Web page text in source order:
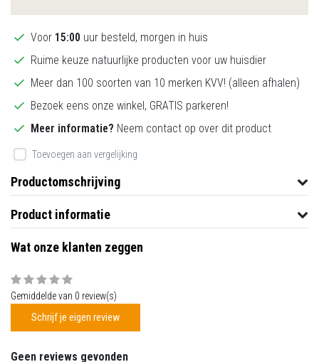
Voor 15:00 uur besteld, morgen in huis
Ruime keuze natuurlijke producten voor uw huisdier
Meer dan 100 soorten van 10 merken KVV! (alleen afhalen)
Bezoek eens onze winkel, GRATIS parkeren!
Meer informatie? Neem contact op over dit product
Toevoegen aan vergelijking
Productomschrijving
Product informatie
Wat onze klanten zeggen
Gemiddelde van 0 review(s)
Schrijf je eigen review
Geen reviews gevonden